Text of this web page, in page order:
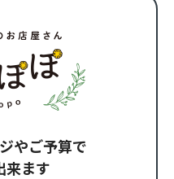
やご予算で
来ます